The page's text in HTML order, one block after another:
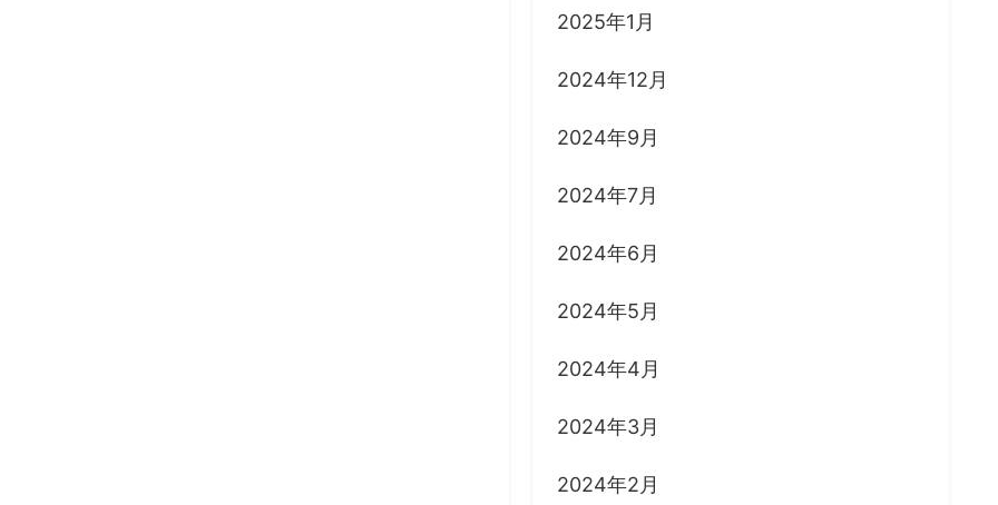
2025年1月
2024年12月
2024年9月
2024年7月
2024年6月
2024年5月
2024年4月
2024年3月
2024年2月